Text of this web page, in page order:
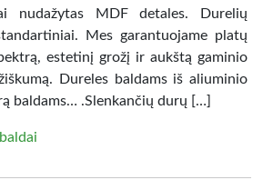
nudažytas MDF detales. Durelių
Mes garantuojame platų
estetinį grožį ir aukštą gaminio
Dureles baldams iš aliuminio
baldams… .Slenkančių durų […]